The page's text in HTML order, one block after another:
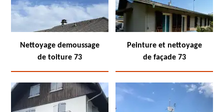
Nettoyage demoussage
de toiture 73
Peinture et nettoyage
de façade 73